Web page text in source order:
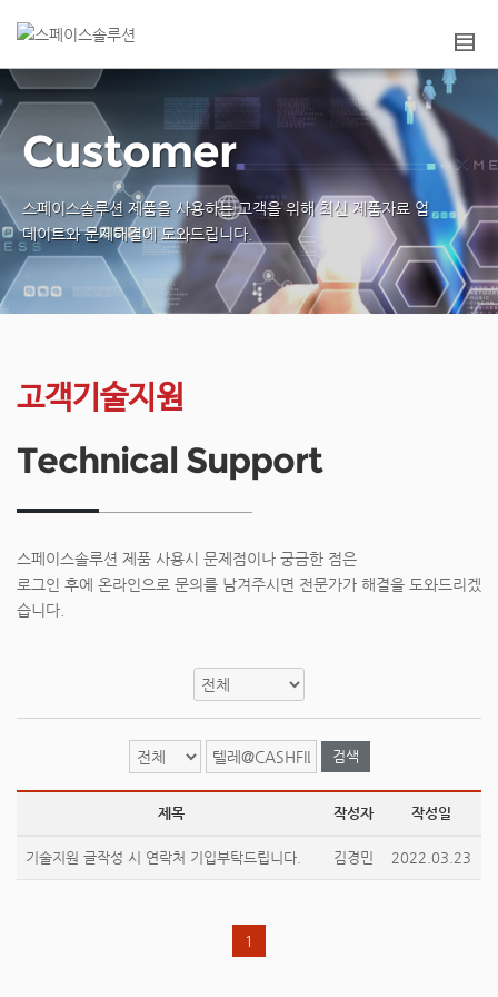
스페이스솔루션 제품을 사용하는 고객을 위해최신 제품자료 업
데이트와 문제해결에 도와드립니다.
Customer
고객기술지원
Technical Support
스페이스솔루션 제품 사용시 문제점이나 궁금한 점은
로그인 후에 온라인으로 문의를 남겨주시면 전문가가 해결을 도와드리겠
습니다.
검색
제목 작성자 작성일
기술지원 글작성 시 연락처 기입부탁드립니다. 김경민 2022.03.23
1